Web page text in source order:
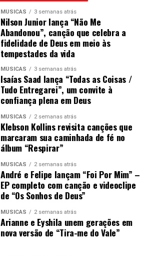
MÚSICAS 3 semanas atrás
Nilson Junior lança “Não Me
Abandonou”, canção que celebra a
fidelidade de Deus em meio às
tempestades da vida
MÚSICAS 3 semanas atrás
Isaías Saad lança “Todas as Coisas /
Tudo Entregarei”, um convite à
confiança plena em Deus
MÚSICAS 2 semanas atrás
Klebson Kollins revisita canções que
marcaram sua caminhada de fé no
álbum “Respirar”
MÚSICAS 2 semanas atrás
André e Felipe lançam “Foi Por Mim” –
EP completo com canção e videoclipe
de “Os Sonhos de Deus”
MÚSICAS 2 semanas atrás
Arianne e Eyshila unem gerações em
nova versão de “Tira-me do Vale”